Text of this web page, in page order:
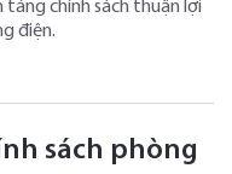
tảng chính sách thuận lợi
điện.
sách phòng